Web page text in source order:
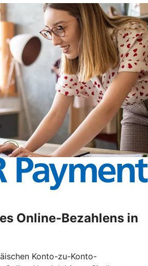
Online-Bezahlens in
Konto-zu-Konto-